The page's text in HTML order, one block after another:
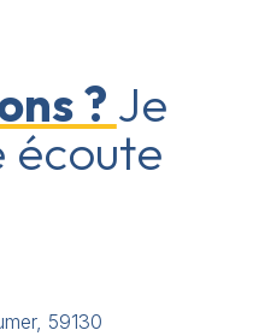
? Je
écoute
59130